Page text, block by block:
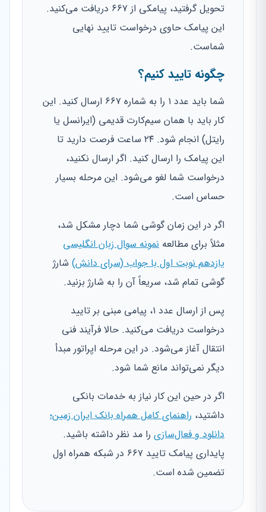
تحویل گرفتید، پیامکی از ۶۶۷ دریافت می‌کنید.
این پیامک حاوی درخواست تایید نهایی
شماست.
چگونه تایید کنیم؟
شما باید عدد ۱ را به شماره ۶۶۷ ارسال کنید. این
کار باید با همان سیم‌کارت قدیمی (ایرانسل یا
رایتل) انجام شود. ۲۴ ساعت فرصت دارید تا
این پیامک را ارسال کنید. اگر ارسال نکنید،
درخواست شما لغو می‌شود. این مرحله بسیار
حساس است.
اگر در این زمان گوشی شما دچار مشکل شد،
مثلاً برای مطالعه نمونه سوال زبان انگلیسی
یازدهم نوبت اول با جواب (سرای دانش) شارژ
گوشی تمام شد، سریعاً آن را به شارژ بزنید.
پس از ارسال عدد ۱، پیامی مبنی بر تایید
درخواست دریافت می‌کنید. حالا فرآیند فنی
انتقال آغاز می‌شود. در این مرحله اپراتور مبدأ
دیگر نمی‌تواند مانع شما شود.
اگر در حین این کار نیاز به خدمات بانکی
داشتید، راهنمای کامل همراه بانک ایران زمین؛
دانلود و فعال‌سازی را مد نظر داشته باشید.
پایداری پیامک تایید ۶۶۷ در شبکه همراه اول
تضمین شده است.